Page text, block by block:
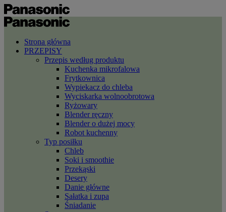
Strona główna
PRZEPISY
Przepis według produktu
Kuchenka mikrofalowa
Frytkownica
Wypiekacz do chleba
Wyciskarka wolnoobrotowa
Ryżowary
Blender ręczny
Blender o dużej mocy
Robot kuchenny
Typ posiłku
Chleb
Soki i smoothie
Przekąski
Desery
Danie główne
Sałatka i zupa
Śniadanie